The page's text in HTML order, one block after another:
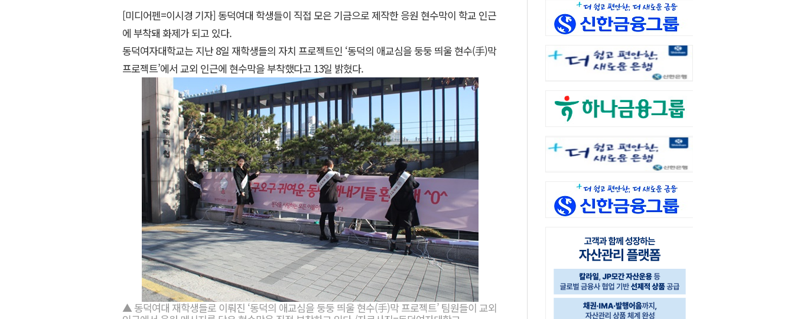
[미디어펜=이시경 기자] 동덕여대 학생들이 직접 모은 기금으로 제작한 응원 현수막이 학교 인근
에 부착돼 화제가 되고 있다.
동덕여자대학교는 지난 8일 재학생들의 자치 프로젝트인 ‘동덕의 애교심을 둥둥 띄울 현수(手)막
프로젝트’에서 교외 인근에 현수막을 부착했다고 13일 밝혔다.
▲ 동덕여대 재학생들로 이뤄진 ‘동덕의 애교심을 둥둥 띄울 현수(手)막 프로젝트’ 팀원들이 교외